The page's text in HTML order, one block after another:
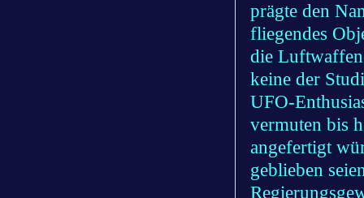
prägte den
fliegendes
die
keine der
UFO-
vermuten bis
angefertigt
geblieben